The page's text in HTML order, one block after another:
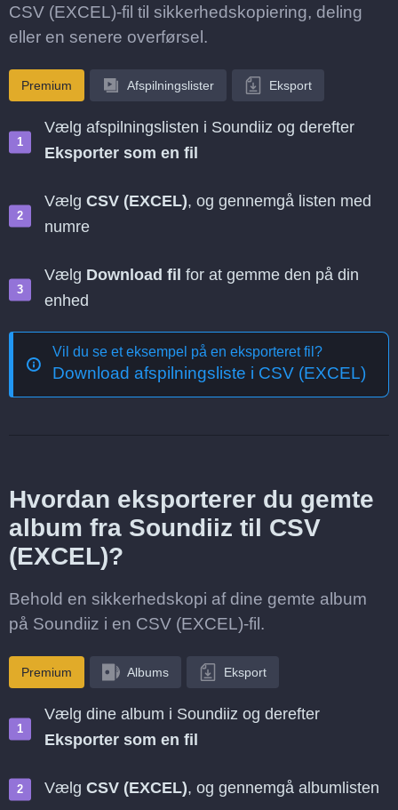
CSV (EXCEL)-fil til sikkerhedskopiering, deling
eller en senere overførsel.
Premium Afspilningslister Eksport
Vælg afspilningslisten i Soundiiz og derefter
Eksporter som en fil
Vælg CSV (EXCEL), og gennemgå listen med
numre
Vælg Download fil for at gemme den på din
enhed
Vil du se et eksempel på en eksporteret fil?
Download afspilningsliste i CSV (EXCEL)
Hvordan eksporterer du gemte
album fra Soundiiz til CSV
(EXCEL)?
Behold en sikkerhedskopi af dine gemte album
på Soundiiz i en CSV (EXCEL)-fil.
Premium Albums Eksport
Vælg dine album i Soundiiz og derefter
Eksporter som en fil
Vælg CSV (EXCEL), og gennemgå albumlisten